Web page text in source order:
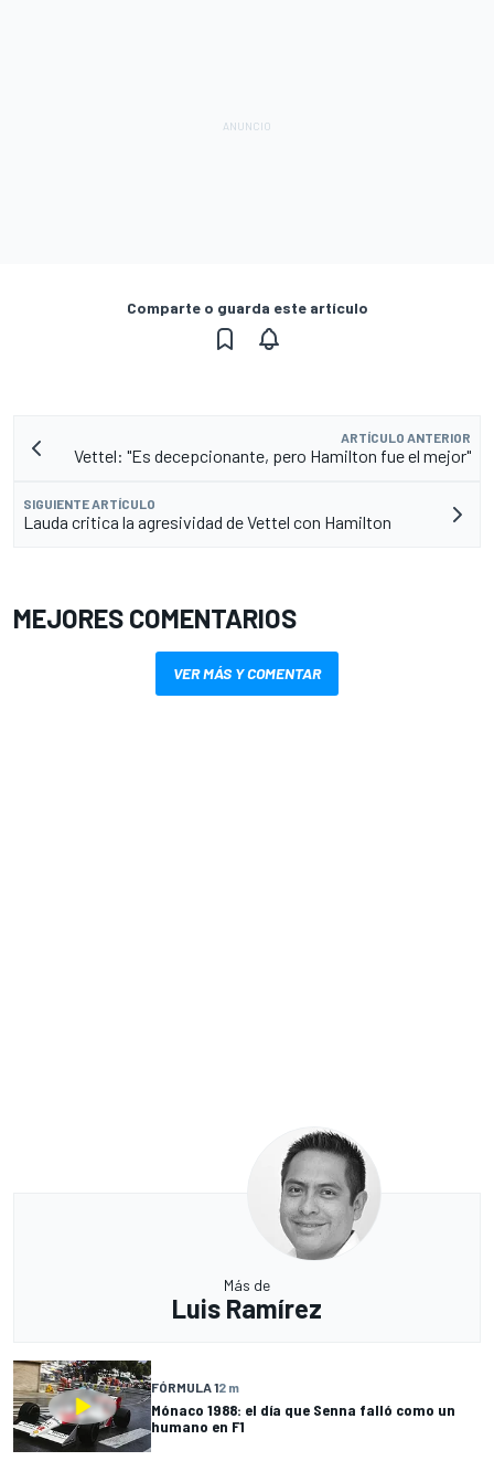
Comparte o guarda este artículo
ARTÍCULO ANTERIOR
Vettel: "Es decepcionante, pero Hamilton fue el mejor"
SIGUIENTE ARTÍCULO
Lauda critica la agresividad de Vettel con Hamilton
MEJORES COMENTARIOS
VER MÁS Y COMENTAR
Más de
Luis Ramírez
FÓRMULA 12 m
Mónaco 1988: el día que Senna falló como un
humano en F1